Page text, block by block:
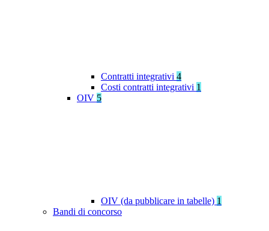
Contratti integrativi 4
Costi contratti integrativi 1
OIV 5
OIV (da pubblicare in tabelle) 1
Bandi di concorso